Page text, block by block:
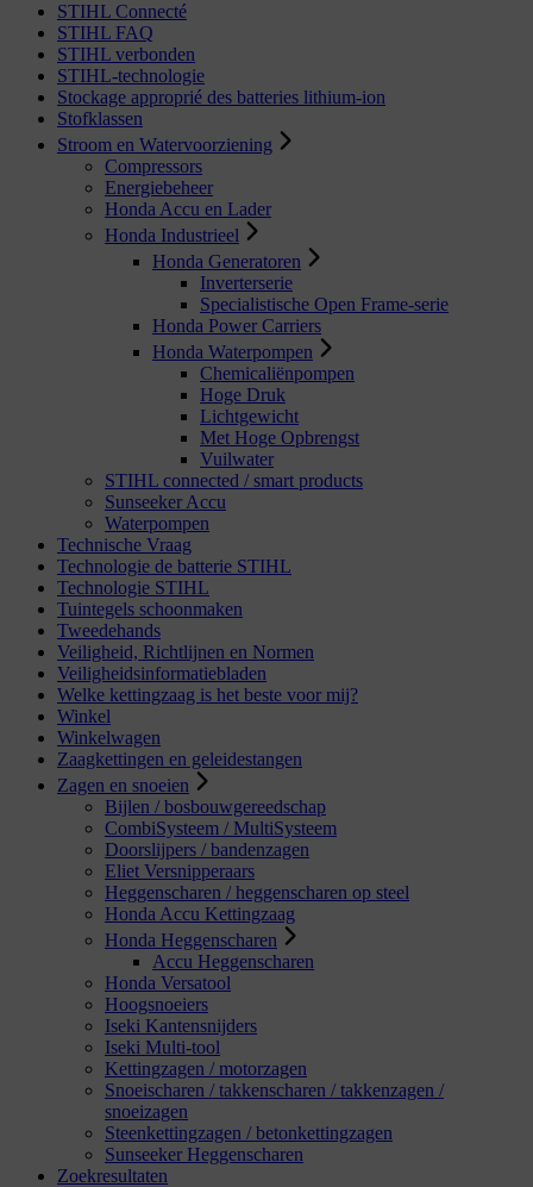
STIHL Connecté
STIHL FAQ
STIHL verbonden
STIHL-technologie
Stockage approprié des batteries lithium-ion
Stofklassen
Stroom en Watervoorziening
Compressors
Energiebeheer
Honda Accu en Lader
Honda Industrieel
Honda Generatoren
Inverterserie
Specialistische Open Frame-serie
Honda Power Carriers
Honda Waterpompen
Chemicaliënpompen
Hoge Druk
Lichtgewicht
Met Hoge Opbrengst
Vuilwater
STIHL connected / smart products
Sunseeker Accu
Waterpompen
Technische Vraag
Technologie de batterie STIHL
Technologie STIHL
Tuintegels schoonmaken
Tweedehands
Veiligheid, Richtlijnen en Normen
Veiligheidsinformatiebladen
Welke kettingzaag is het beste voor mij?
Winkel
Winkelwagen
Zaagkettingen en geleidestangen
Zagen en snoeien
Bijlen / bosbouwgereedschap
CombiSysteem / MultiSysteem
Doorslijpers / bandenzagen
Eliet Versnipperaars
Heggenscharen / heggenscharen op steel
Honda Accu Kettingzaag
Honda Heggenscharen
Accu Heggenscharen
Honda Versatool
Hoogsnoeiers
Iseki Kantensnijders
Iseki Multi-tool
Kettingzagen / motorzagen
Snoeischaren / takkenscharen / takkenzagen /
snoeizagen
Steenkettingzagen / betonkettingzagen
Sunseeker Heggenscharen
Zoekresultaten